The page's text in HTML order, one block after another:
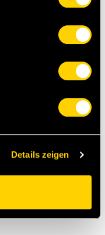
Details zeigen
Remy
Gaus (77.
und Fontaine